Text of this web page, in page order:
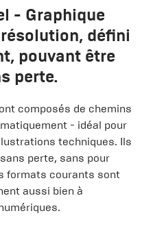
- Graphique
défini
pouvant être
perte.
composés de chemins
- idéal pour
techniques. Ils
perte, sans pour
formats courants sont
aussi bien à